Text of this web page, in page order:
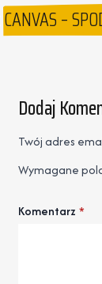
CANVAS –
Dodaj
Twój adres
Wymagane
Komentarz *